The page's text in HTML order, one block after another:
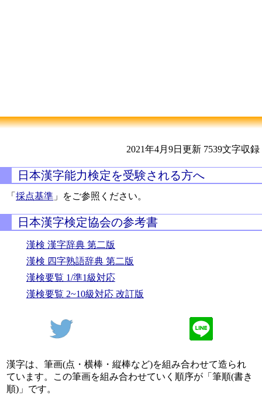
2021年4月9日更新 7539文字収録
日本漢字能力検定を受験される方へ
「採点基準 」をご参照ください。
日本漢字検定協会の参考書
漢検 漢字辞典 第二版
漢検 四字熟語辞典 第二版
漢検要覧 1/準1級対応
漢検要覧 2~10級対応 改訂版
漢字は、筆画(点・横棒・縦棒など)を組み合わせて造られ
ています。この筆画を組み合わせていく順序が「筆順(書き
順)」です。